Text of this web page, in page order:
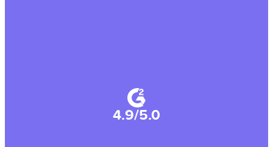
4.9/5.0